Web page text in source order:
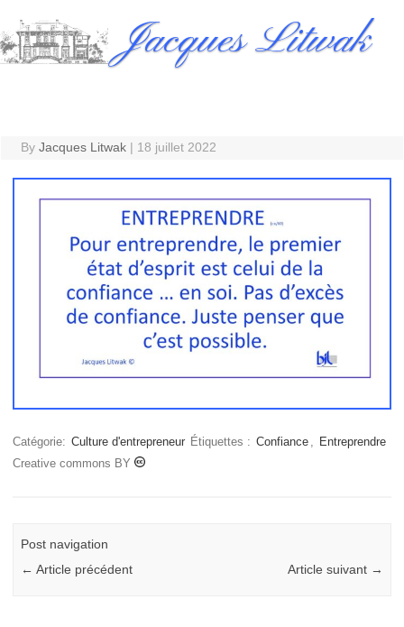
to
content
Jacques Litwak
By Jacques Litwak | 18 juillet 2022
Catégorie: Culture d'entrepreneur Étiquettes : Confiance
Entreprendre
Creative commons BY
Post navigation
← Article précédent Article suivant →